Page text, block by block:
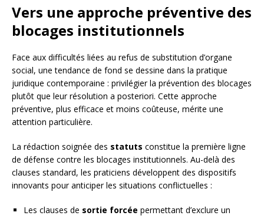
Vers une approche préventive des
blocages institutionnels
Face aux difficultés liées au refus de substitution d’organe
social, une tendance de fond se dessine dans la pratique
juridique contemporaine : privilégier la prévention des blocages
plutôt que leur résolution a posteriori. Cette approche
préventive, plus efficace et moins coûteuse, mérite une
attention particulière.
La rédaction soignée des statuts constitue la première ligne
de défense contre les blocages institutionnels. Au-delà des
clauses standard, les praticiens développent des dispositifs
innovants pour anticiper les situations conflictuelles :
Les clauses de sortie forcée permettant d’exclure un